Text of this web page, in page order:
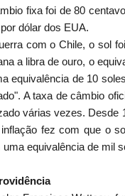
fixa foi de 80
dólar dos EUA.
com o Chile, o sol
a libra de ouro, o
equivalência de 10
A taxa de câmbio
várias vezes. Desde
fez com que o
uma equivalência de mil